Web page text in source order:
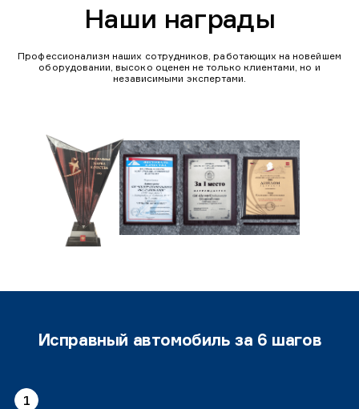
Наши награды
Профессионализм наших сотрудников, работающих на новейшем
оборудовании, высоко оценен не только клиентами, но и
независимыми экспертами.
Исправный автомобиль за 6 шагов
1